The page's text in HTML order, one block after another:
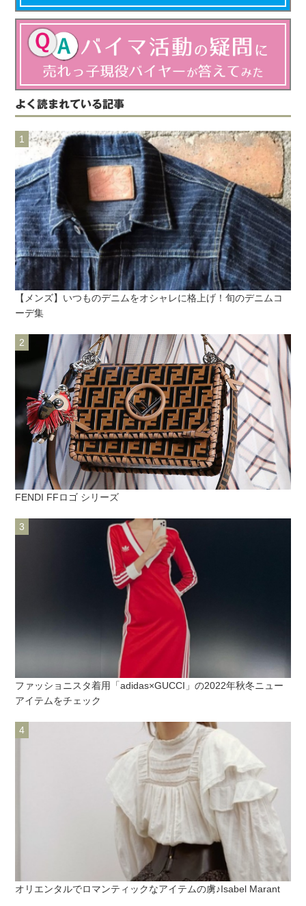
よく読まれている記事
【メンズ】いつものデニムをオシャレに格上げ！旬のデニムコ
ーデ集
FENDI FFロゴ シリーズ
ファッショニスタ着用「adidas×GUCCI」の2022年秋冬ニュー
アイテムをチェック
オリエンタルでロマンティックなアイテムの虜♪Isabel Marant